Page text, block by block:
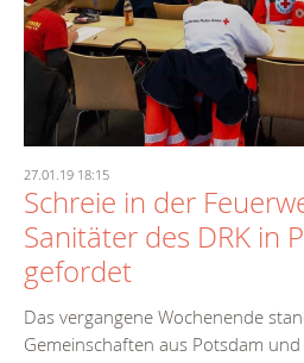
27.01.19 18:15
Schreie in der
Sanitäter des DRK in
gefordet
Das vergangene Wochenende
Gemeinschaften aus Potsdam